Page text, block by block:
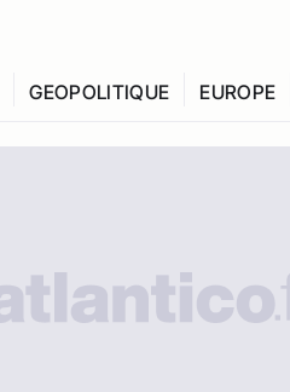
GEOPOLITIQUE EUROPE